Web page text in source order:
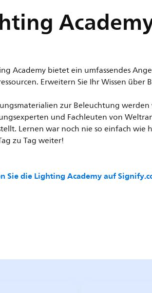
Academy bietet ein umfassendes
Erweitern Sie Ihr Wissen über
zur Beleuchtung werden
und Fachleuten von
Lernen war noch nie so einfach wie
zu Tag weiter!
Sie die Lighting Academy auf